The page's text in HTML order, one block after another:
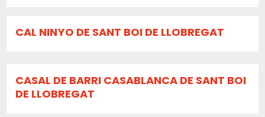
CAL NINYO DE SANT BOI DE LLOBREGAT
CASAL DE BARRI CASABLANCA DE SANT BOI
DE LLOBREGAT